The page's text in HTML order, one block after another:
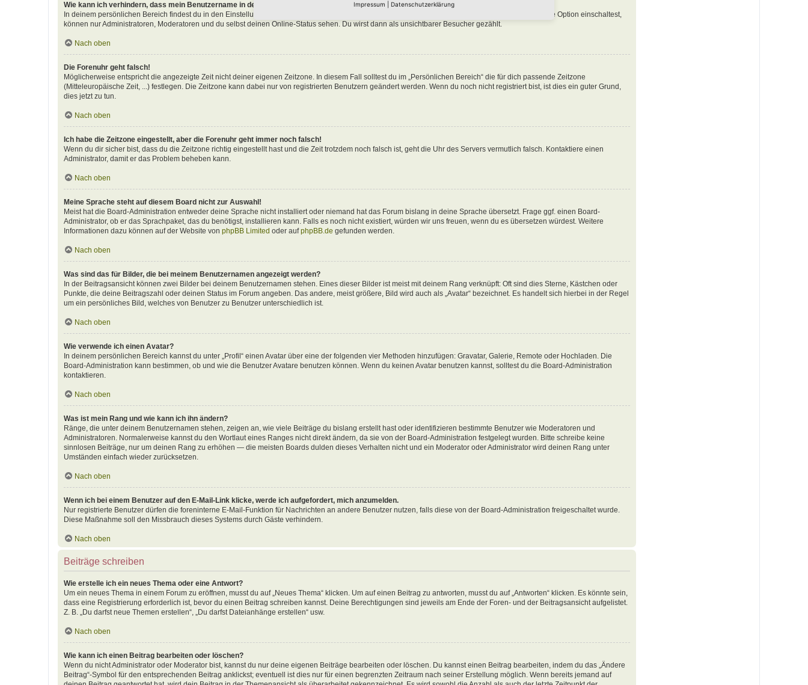
Wie kann ich verhindern, dass mein Benutzername in der Online-Liste auftaucht?
In deinem persönlichen Bereich findest du in den Einstellungen eine Option „Meinen Online-Status während dieser Sitzung verbergen“. Wenn du diese Option einschaltest,
können nur Administratoren, Moderatoren und du selbst deinen Online-Status sehen. Du wirst dann als unsichtbarer Besucher gezählt.
Nach oben
Die Forenuhr geht falsch!
Möglicherweise entspricht die angezeigte Zeit nicht deiner eigenen Zeitzone. In diesem Fall solltest du im „Persönlichen Bereich“ die für dich passende Zeitzone
(Mitteleuropäische Zeit, ...) festlegen. Die Zeitzone kann dabei nur von registrierten Benutzern geändert werden. Wenn du noch nicht registriert bist, ist dies ein guter Grund,
dies jetzt zu tun.
Nach oben
Ich habe die Zeitzone eingestellt, aber die Forenuhr geht immer noch falsch!
Wenn du dir sicher bist, dass du die Zeitzone richtig eingestellt hast und die Zeit trotzdem noch falsch ist, geht die Uhr des Servers vermutlich falsch. Kontaktiere einen
Administrator, damit er das Problem beheben kann.
Nach oben
Meine Sprache steht auf diesem Board nicht zur Auswahl!
Meist hat die Board-Administration entweder deine Sprache nicht installiert oder niemand hat das Forum bislang in deine Sprache übersetzt. Frage ggf. einen Board-
Administrator, ob er das Sprachpaket, das du benötigst, installieren kann. Falls es noch nicht existiert, würden wir uns freuen, wenn du es übersetzen würdest. Weitere
Informationen dazu können auf der Website von phpBB Limited oder aufphpBB.de gefunden werden.
Nach oben
Was sind das für Bilder, die bei meinem Benutzernamen angezeigt werden?
In der Beitragsansicht können zwei Bilder bei deinem Benutzernamen stehen. Eines dieser Bilder ist meist mit deinem Rang verknüpft: Oft sind dies Sterne, Kästchen oder
Punkte, die deine Beitragszahl oder deinen Status im Forum angeben. Das andere, meist größere, Bild wird auch als „Avatar“ bezeichnet. Es handelt sich hierbei in der Regel
um ein persönliches Bild, welches von Benutzer zu Benutzer unterschiedlich ist.
Nach oben
Wie verwende ich einen Avatar?
In deinem persönlichen Bereich kannst du unter „Profil“ einen Avatar über eine der folgenden vier Methoden hinzufügen: Gravatar, Galerie, Remote oder Hochladen. Die
Board-Administration kann bestimmen, ob und wie die Benutzer Avatare benutzen können. Wenn du keinen Avatar benutzen kannst, solltest du die Board-Administration
kontaktieren.
Nach oben
Was ist mein Rang und wie kann ich ihn ändern?
Ränge, die unter deinem Benutzernamen stehen, zeigen an, wie viele Beiträge du bislang erstellt hast oder identifizieren bestimmte Benutzer wie Moderatoren und
Administratoren. Normalerweise kannst du den Wortlaut eines Ranges nicht direkt ändern, da sie von der Board-Administration festgelegt wurden. Bitte schreibe keine
sinnlosen Beiträge, nur um deinen Rang zu erhöhen — die meisten Boards dulden dieses Verhalten nicht und ein Moderator oder Administrator wird deinen Rang unter
Umständen einfach wieder zurücksetzen.
Nach oben
Wenn ich bei einem Benutzer auf den E-Mail-Link klicke, werde ich aufgefordert, mich anzumelden.
Nur registrierte Benutzer dürfen die foreninterne E-Mail-Funktion für Nachrichten an andere Benutzer nutzen, falls diese von der Board-Administration freigeschaltet wurde.
Diese Maßnahme soll den Missbrauch dieses Systems durch Gäste verhindern.
Nach oben
Beiträge schreiben
Wie erstelle ich ein neues Thema oder eine Antwort?
Um ein neues Thema in einem Forum zu eröffnen, musst du auf „Neues Thema“ klicken. Um auf einen Beitrag zu antworten, musst du auf „Antworten“ klicken. Es könnte sein,
dass eine Registrierung erforderlich ist, bevor du einen Beitrag schreiben kannst. Deine Berechtigungen sind jeweils am Ende der Foren- und der Beitragsansicht aufgelistet.
Z. B. „Du darfst neue Themen erstellen“, „Du darfst Dateianhänge erstellen“ usw.
Nach oben
Wie kann ich einen Beitrag bearbeiten oder löschen?
Wenn du nicht Administrator oder Moderator bist, kannst du nur deine eigenen Beiträge bearbeiten oder löschen. Du kannst einen Beitrag bearbeiten, indem du das „Ändere
Beitrag“-Symbol für den entsprechenden Beitrag anklickst; eventuell ist dies nur für einen begrenzten Zeitraum nach seiner Erstellung möglich. Wenn bereits jemand auf
Impressum Datenschutzerklärung